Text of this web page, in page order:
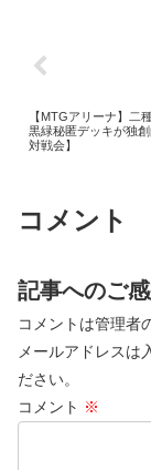
【MTGアリーナ】二
黒緑秘匿デッキが独
対戦会】
コメント
記事へのご
コメントは管理者
メールアドレスは
ださい。
コメント ※